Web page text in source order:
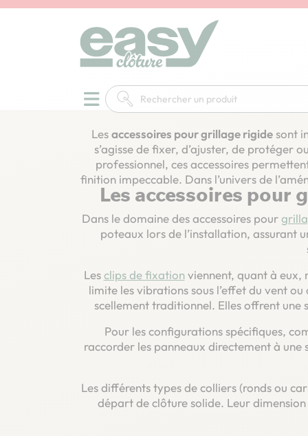
Clôture rigide
Lesaccessoires pour grillage rigidesont
s’agisse de fixer, d’ajuster, de protéger
professionnel, ces accessoires
finition impeccable. Dans l’univers de
Les accessoires pour
Dans le domaine des accessoires pour
poteaux lors de l’installation, assurant
Lesclips de fixationviennent, quant à eux,
limite les vibrations sous l’effet du vent
scellement traditionnel. Elles offrent
Pour les configurations spécifiques,
raccorder les panneaux directement à une
Les différents types de colliers (ronds ou
départ de clôture solide. Leur